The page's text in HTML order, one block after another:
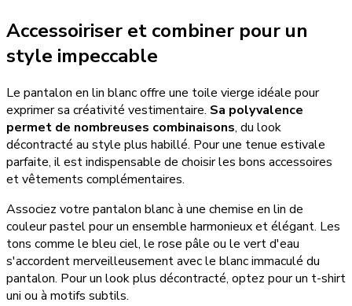
Accessoiriser et combiner pour un
style impeccable
Le pantalon en lin blanc offre une toile vierge idéale pour
exprimer sa créativité vestimentaire. Sa polyvalence
permet de nombreuses combinaisons, du look
décontracté au style plus habillé. Pour une tenue estivale
parfaite, il est indispensable de choisir les bons accessoires
et vêtements complémentaires.
Associez votre pantalon blanc à une chemise en lin de
couleur pastel pour un ensemble harmonieux et élégant. Les
tons comme le bleu ciel, le rose pâle ou le vert d'eau
s'accordent merveilleusement avec le blanc immaculé du
pantalon. Pour un look plus décontracté, optez pour un t-shirt
uni ou à motifs subtils.